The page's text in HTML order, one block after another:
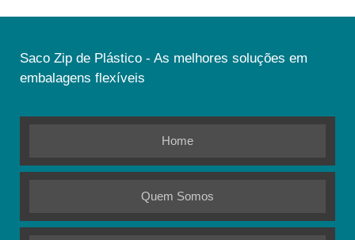
Saco Zip de Plástico - As melhores soluções em
embalagens flexíveis
Home
Quem Somos